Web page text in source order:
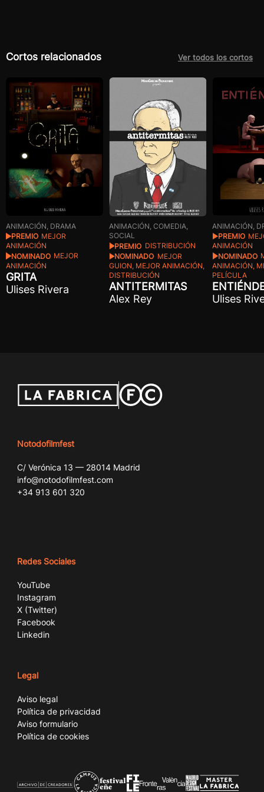
Cortos relacionados Ver todos los cortos
ANIMACIÓN, DRAMA
PREMIO MEJOR
ANIMACIÓN
NOMINADO MEJOR
ANIMACIÓN
GRITA
Ulises Rivera
ANIMACIÓN, COMEDIA,
SOCIAL
PREMIO DISTRIBUCIÓN
NOMINADO MEJOR
GUION, MEJOR ANIMACIÓN,
DISTRIBUCIÓN
ANTITERMITAS
Alex Rey
ANIMACIÓN,
PREMIO
ANIMACIÓN
NOMINADO
ANIMACIÓN,
PELÍCULA
Ulises
Notodofilmfest
C/ Verónica 13 — 28014 Madrid
info@notodofilmfest.com
+34 913 601 320
Redes Sociales
YouTube
Instagram
X (Twitter)
Facebook
Linkedin
Legal
Aviso legal
Política de privacidad
Aviso formulario
Política de cookies